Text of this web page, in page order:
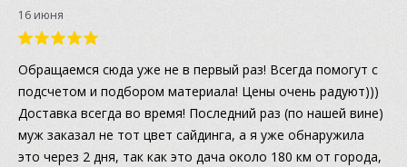
16 июня
Обращаемся сюда уже не в первый раз! Всегда помогут с
подсчетом и подбором материала! Цены очень радуют)))
Доставка всегда во время! Последний раз (по нашей вине)
муж заказал не тот цвет сайдинга, а я уже обнаружила
это через 2 дня, так как это дача около 180 км от города,